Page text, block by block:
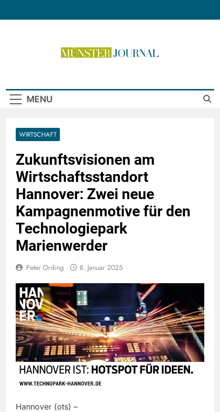
MENU
WIRTSCHAFT
Zukunftsvisionen am
Wirtschaftsstandort
Hannover: Zwei neue
Kampagnenmotive für den
Technologiepark
Marienwerder
Peter Ording 8. Januar 2025
Hannover (ots) –